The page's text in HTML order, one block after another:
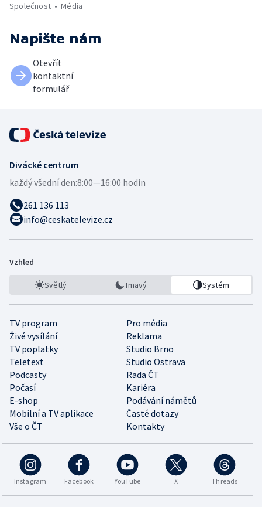
Společnost
Média
Napište nám
Otevřít
kontaktní
formulář
Divácké centrum
každý všední den:8:00—16:00 hodin
261 136 113
info@ceskatelevize.cz
Vzhled
Světlý Tmavý Systém
TV program
Pro média
Živé vysílání
Reklama
TV poplatky
Studio Brno
Teletext
Studio Ostrava
Podcasty
Rada ČT
Počasí
Kariéra
E-shop
Podávání námětů
Mobilní a TV aplikace
Časté dotazy
Vše o ČT
Kontakty
Instagram Facebook YouTube X Threads